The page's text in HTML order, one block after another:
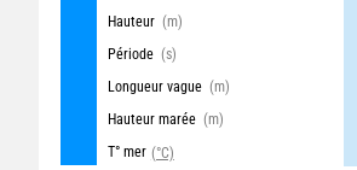
Hauteur (m)
Période (s)
Longueur vague (m)
Hauteur marée (m)
T° mer (°C)